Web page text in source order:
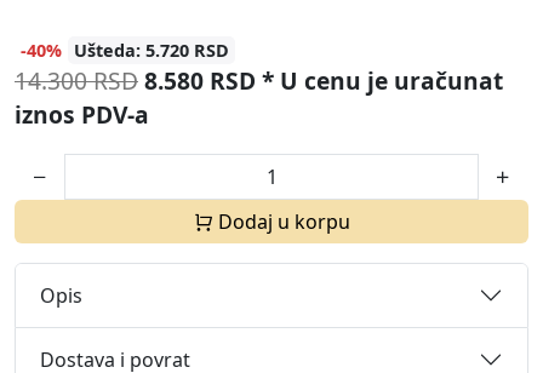
-40% Ušteda: 5.720 RSD
14.300 RSD8.580 RSD * U cenu je uračunat
iznos PDV-a
Dodaj u korpu
Opis
Dostava i povrat